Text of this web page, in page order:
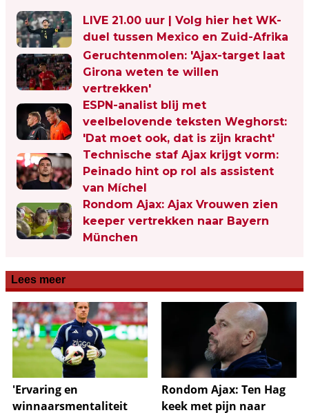
LIVE 21.00 uur | Volg hier het WK-
duel tussen Mexico en Zuid-Afrika
Geruchtenmolen: 'Ajax-target laat
Girona weten te willen
vertrekken'
ESPN-analist blij met
veelbelovende teksten Weghorst:
'Dat moet ook, dat is zijn kracht'
Technische staf Ajax krijgt vorm:
Peinado hint op rol als assistent
van Míchel
Rondom Ajax: Ajax Vrouwen zien
keeper vertrekken naar Bayern
München